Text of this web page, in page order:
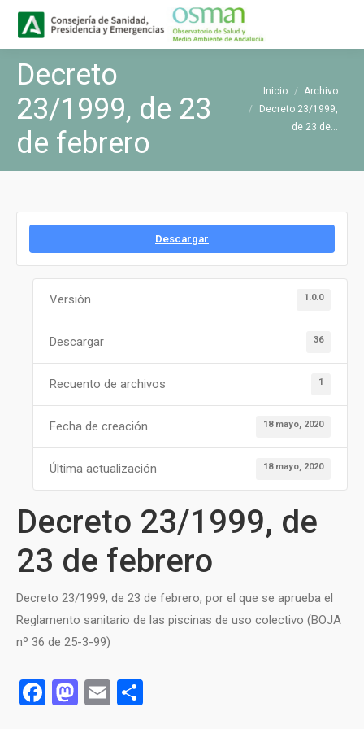
Decreto
23/1999, de 23
de febrero
Estás aquí:
Inicio
Archivo
Decreto 23/1999,
de 23 de…
Descargar
Versión 1.0.0
Descargar 36
Recuento de archivos 1
Fecha de creación 18 mayo, 2020
Última actualización 18 mayo, 2020
Decreto 23/1999, de
23 de febrero
Decreto 23/1999, de 23 de febrero, por el que se aprueba el
Reglamento sanitario de las piscinas de uso colectivo (BOJA
nº 36 de 25-3-99)
Facebook
Mastodon
Email